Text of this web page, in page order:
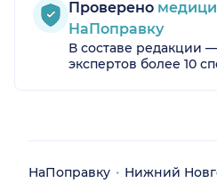
Проверено
НаПоправку
В составе редакции
экспертов более 10
НаПоправку Нижний